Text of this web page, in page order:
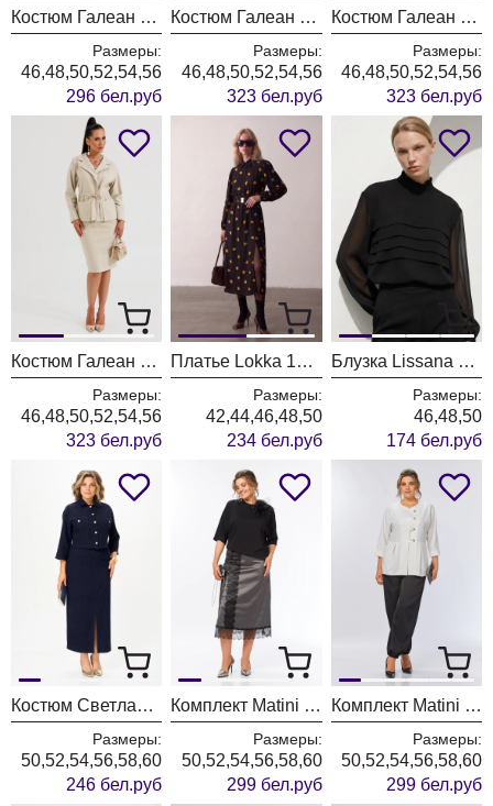
Костюм Галеан Cтиль 990 светло-коричневый
Размеры:
46,48,50,52,54,56
296 бел.руб
Костюм Галеан Cтиль 961 серый
Размеры:
46,48,50,52,54,56
323 бел.руб
Костюм Галеан Cтиль 961 коричневый
Размеры:
46,48,50,52,54,56
323 бел.руб
Костюм Галеан Cтиль 961 бежевый
Размеры:
46,48,50,52,54,56
323 бел.руб
Платье Lokka 1976 черный
Размеры:
42,44,46,48,50
234 бел.руб
Блузка Lissana 5058 черный
Размеры:
46,48,50
174 бел.руб
Костюм Светлана-Стиль 2352 синий
Размеры:
50,52,54,56,58,60
246 бел.руб
Комплект Matini 1.1817
Размеры:
50,52,54,56,58,60
299 бел.руб
Комплект Matini 1.1825
Размеры:
50,52,54,56,58,60
299 бел.руб